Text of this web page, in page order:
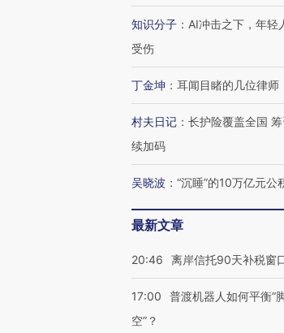
知识分子 ： AI冲击之下，年轻
受伤
丁金坤 ： 耳闻目睹的几位律师
村夫日记 ： 长护险覆盖全国
续加码
吴晓波 ： “沉睡”的10万亿元公
最新文章
20:46 离岸信托90天补税窗
17:00
普渡机器人如何平衡“
空”？